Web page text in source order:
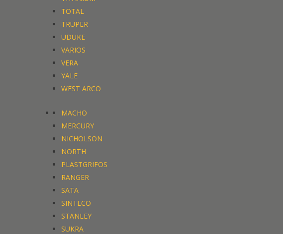
TOTAL
TRUPER
UDUKE
VARIOS
VERA
YALE
WEST ARCO
MACHO
MERCURY
NICHOLSON
NORTH
PLASTGRIFOS
RANGER
SATA
SINTECO
STANLEY
SUKRA